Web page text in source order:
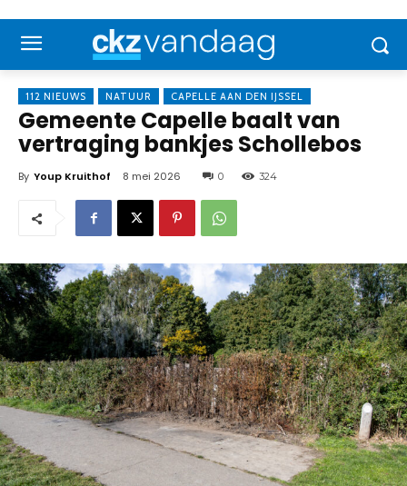
112 NIEUWS NATUUR CAPELLE AAN DEN IJSSEL
Gemeente Capelle baalt van
vertraging bankjes Schollebos
By Youp Kruithof 8 mei 2026 0 324